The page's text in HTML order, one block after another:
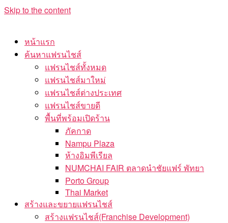
Skip to the content
หน้าแรก
ค้นหาแฟรนไชส์
แฟรนไชส์ทั้งหมด
แฟรนไชส์มาใหม่
แฟรนไชส์ต่างประเทศ
แฟรนไชส์ขายดี
พื้นที่พร้อมเปิดร้าน
ภัคกาด
Nampu Plaza
ห้างอิมพีเรียล
NUMCHAI FAIR ตลาดนำชัยแฟร์ พัทยา
Porto Group
Thai Market
สร้างและขยายแฟรนไชส์
สร้างแฟรนไชส์(Franchise Development)